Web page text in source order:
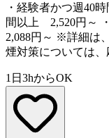
・経験者かつ週40
間以上 2,520円～
2,088円～ ※詳細は
煙対策については、
1日3hからOK